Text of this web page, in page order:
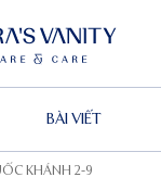
BÀI VIẾT
KHÁNH 2-9